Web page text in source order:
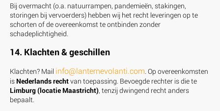
Bij overmacht (o.a. natuurrampen, pandemieën, stakingen,
storingen bij vervoerders) hebben wij het recht leveringen op te
schorten of de overeenkomst te ontbinden zonder
schadeplichtigheid.
14. Klachten & geschillen
Klachten? Mail info@lanternevolanti.com. Op overeenkomsten
is Nederlands rechtvan toepassing. Bevoegde rechter is die te
Limburg (locatie Maastricht), tenzij dwingend recht anders
bepaalt.